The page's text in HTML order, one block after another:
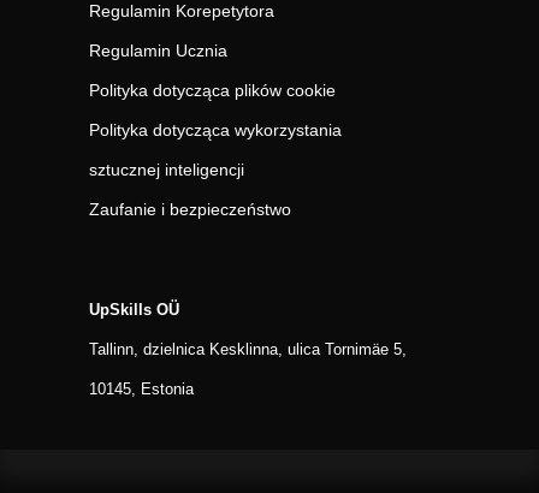
Regulamin Korepetytora
Regulamin Ucznia
Polityka dotycząca plików cookie
Polityka dotycząca wykorzystania
sztucznej inteligencji
Zaufanie i bezpieczeństwo
UpSkills OÜ
Tallinn, dzielnica Kesklinna, ulica Tornimäe 5,
10145, Estonia